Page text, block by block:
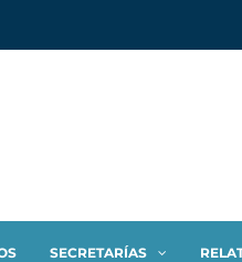
SECRETARÍAS